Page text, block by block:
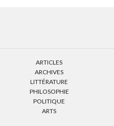
ARTICLES
ARCHIVES
LITTÉRATURE
PHILOSOPHIE
POLITIQUE
ARTS